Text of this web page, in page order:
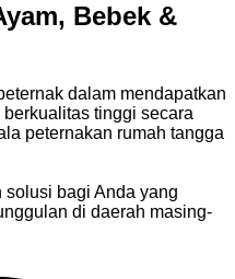
Bebek &
dalam mendapatkan
tinggi secara
peternakan rumah tangga
solusi bagi Anda yang
di daerah masing-